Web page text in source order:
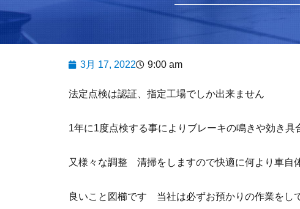
3月 17, 2022 9:00 am
法定点検は認証、指定工場でしか出来ません
1年に1度点検する事によりブレーキの鳴きや効き具
又様々な調整 清掃をしますので快適に何より車自
良いこと図櫛です 当社は必ずお預かりの作業をし